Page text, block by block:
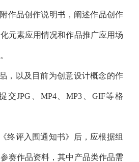
作品创作说明书，阐述作品创作
元素应用情况和作品推广应用场
，以及目前为创意设计概念的作
交JPG、MP4、MP3、GIF等格
终评入围通知书》后，应根据组
赛作品资料，其中产品类作品需